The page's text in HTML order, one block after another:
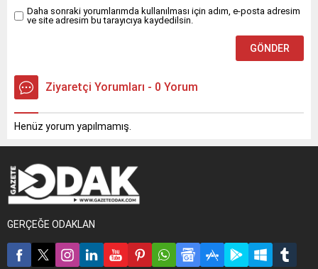
Daha sonraki yorumlarımda kullanılması için adım, e-posta adresim
ve site adresim bu tarayıcıya kaydedilsin.
Ziyaretçi Yorumları - 0 Yorum
Henüz yorum yapılmamış.
GERÇEĞE ODAKLAN